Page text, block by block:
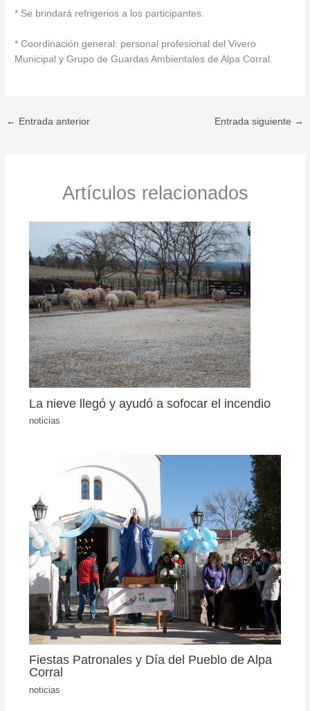
* Se brindará refrigerios a los participantes.
* Coordinación general: personal profesional del Vivero
Municipal y Grupo de Guardas Ambientales de Alpa Corral.
← Entrada anterior Entrada siguiente →
Artículos relacionados
La nieve llegó y ayudó a sofocar el incendio
noticias
Fiestas Patronales y Día del Pueblo de Alpa
Corral
noticias